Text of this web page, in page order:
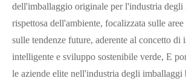
dell'imballaggio originale per l'industria degli
rispettosa dell'ambiente, focalizzata sulle
sulle tendenze future, aderente al concetto di
intelligente e sviluppo sostenibile verde, E
le aziende elite nell'industria degli imballaggi